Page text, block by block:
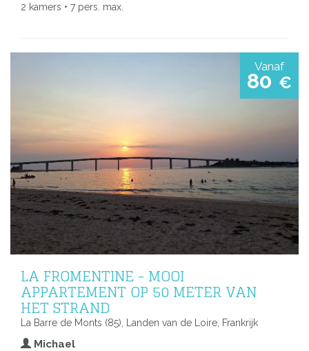
2 kamers • 7 pers. max.
Vanaf
80 €
LA FROMENTINE - MOOI
APPARTEMENT OP 50 METER VAN
HET STRAND
La Barre de Monts (85), Landen van de Loire, Frankrijk
Michael